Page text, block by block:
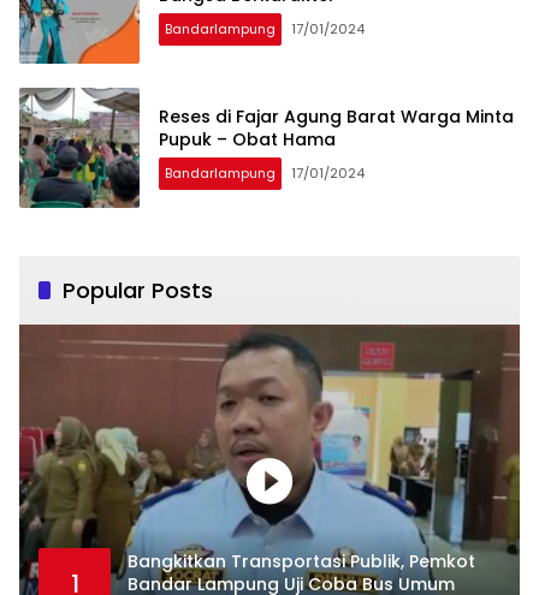
Bandarlampung 17/01/2024
Reses di Fajar Agung Barat Warga Minta
Pupuk – Obat Hama
Bandarlampung 17/01/2024
Popular Posts
1
Bangkitkan Transportasi Publik, Pemkot
Bandar Lampung Uji Coba Bus Umum